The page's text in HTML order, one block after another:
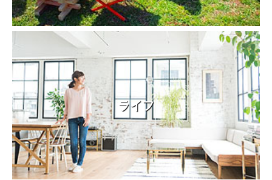
ライフ